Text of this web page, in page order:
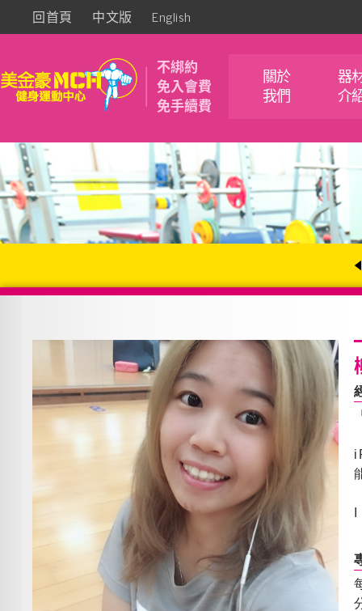
回首頁 中文版 English
不綁約
免入會費
免手續費
關於
我們
器
介